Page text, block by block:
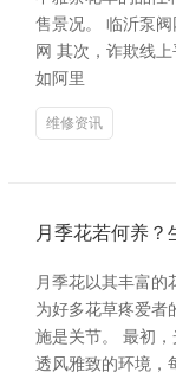
售景况。 临沂泵
网 其次，诈欺线
如阿里
维修资讯
月季花若何养？
月季花以其丰富
为好多花草疼爱者
施是关节。 最初，
透风雅致的环境，